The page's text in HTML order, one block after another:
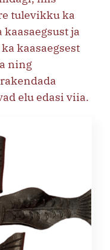
tulevikku ka
ja
kaasaegsest
ning
elu edasi viia.